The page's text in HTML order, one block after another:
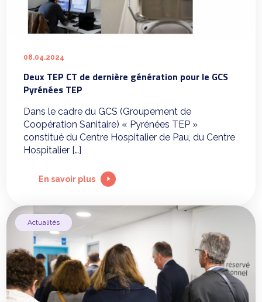
08.04.2024
Deux TEP CT de dernière génération pour le GCS
Pyrénées TEP
Dans le cadre du GCS (Groupement de
Coopération Sanitaire) « Pyrénées TEP »
constitué du Centre Hospitalier de Pau, du Centre
Hospitalier […]
En savoir plus
Actualités